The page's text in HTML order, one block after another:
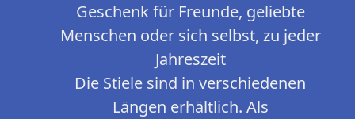
Geschenk für Freunde, geliebte
Menschen oder sich selbst, zu jeder
Jahreszeit
Die Stiele sind in verschiedenen
Längen erhältlich. Als